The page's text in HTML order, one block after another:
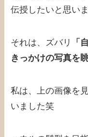
伝授したいと思い
それは、ズバリ
「
きっかけの写真を眺
私は、上の画像を
いました笑